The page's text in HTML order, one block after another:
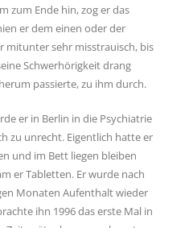
zum Ende hin, zog er das
er dem einen oder der
mitunter sehr misstrauisch, bis
Schwerhörigkeit drang
passierte, zu ihm durch.
er in Berlin in die Psychiatrie
zu unrecht. Eigentlich hatte er
und im Bett liegen bleiben
er Tabletten. Er wurde nach
Monaten Aufenthalt wieder
ihn 1996 das erste Mal in